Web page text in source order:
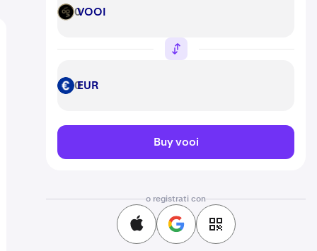
VOOI VOOI
EUR EUR
Buy vooi
o registrati con